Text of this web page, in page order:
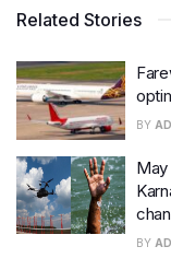
Related Stories
BY
May
BY